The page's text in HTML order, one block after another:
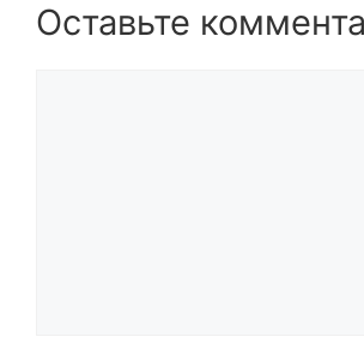
Оставьте